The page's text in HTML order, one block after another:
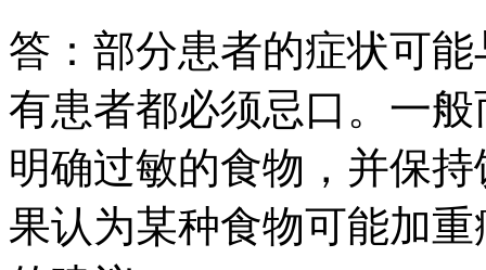
答：部分患者的症状可
有患者都必须忌口。一
明确过敏的食物，并保
果认为某种食物可能加